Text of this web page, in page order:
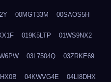
00MGT33M 00SAOS5H
019K5LTP 01WS9NX2
03L7504Q 03ZRKE69
04KWVG4E 04LI8DHX